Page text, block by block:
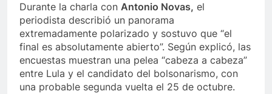
Durante la charla con Antonio Novas, el
periodista describió un panorama
extremadamente polarizado y sostuvo que “el
final es absolutamente abierto”. Según explicó, las
encuestas muestran una pelea “cabeza a cabeza”
entre Lula y el candidato del bolsonarismo, con
una probable segunda vuelta el 25 de octubre.